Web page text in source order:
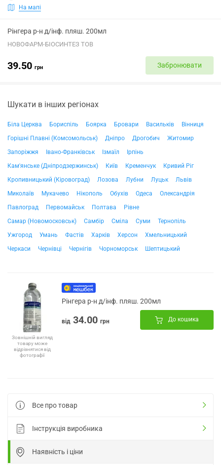
На мапі
Рінгера р-н д/інф. пляш. 200мл
НОВОФАРМ-БІОСИНТЕЗ ТОВ
39.50 грн Забронювати
Шукати в інших регіонах
Біла Церква Бориспіль Боярка Бровари Васильків
Вінниця
Горішні Плавні (Комсомольськ)
Дніпро Дрогобич
Житомир
Запоріжжя
Івано-Франківськ Ізмаїл
Ірпінь
Кам'янське (Дніпродзержинськ)
Київ Кременчук
Кривий Ріг
Кропивницький (Кіровоград)
Лозова Лубни Луцьк
Львів
Миколаїв
Мукачево Нікополь Обухів Одеса
Олександрія
Павлоград
Первомайськ Полтава
Рівне
Самар (Новомосковськ)
Самбір Сміла Суми
Тернопіль
Ужгород
Умань Фастів Харків Херсон
Хмельницький
Черкаси
Чернівці Чернігів Чорноморськ Шептицький
Зовнішній вигляд
товару може
відрізнятися від
фотографії
Рінгера р-н д/інф. пляш. 200мл
від 34.00 грн До кошика
Все про товар
Інструкція виробника
Наявність і ціни